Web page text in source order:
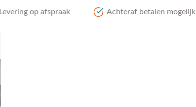
Levering op afspraak Achteraf betalen mogelijk